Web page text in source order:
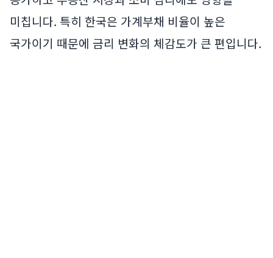
미칩니다. 특히 한국은 가계부채 비율이 높은
국가이기 때문에 금리 변화의 체감도가 큰 편입니다.